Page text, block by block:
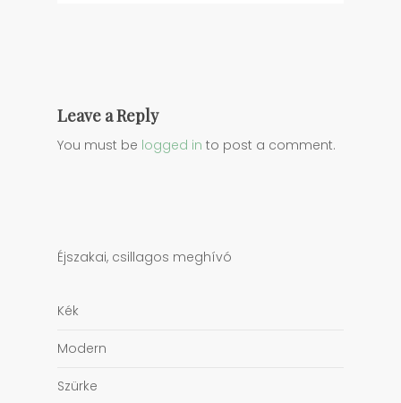
Leave a Reply
You must be logged in to post a comment.
Éjszakai, csillagos meghívó
Kék
Modern
Szürke